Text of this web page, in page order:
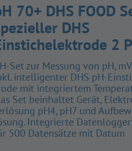
70+ DHS FOOD
DHS
2
Set zur Mes­sung von pH,
intel­li­gen­ter DHS pH-
mit inte­grier­tem
Set beinhal­tet Gerät,
pH4, pH7 und
Inte­grierte
500 Daten­sätze mit Datum